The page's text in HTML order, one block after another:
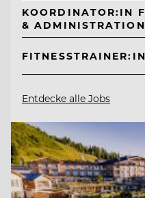
KOORDINATOR:IN
& ADMINISTRATION
Entdecke alle Jobs